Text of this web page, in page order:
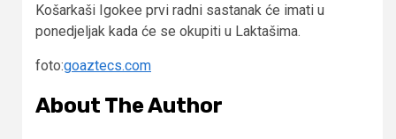
Košarkaši Igokee prvi radni sastanak će imati u
ponedjeljak kada će se okupiti u Laktašima.
foto:goaztecs.com
About The Author